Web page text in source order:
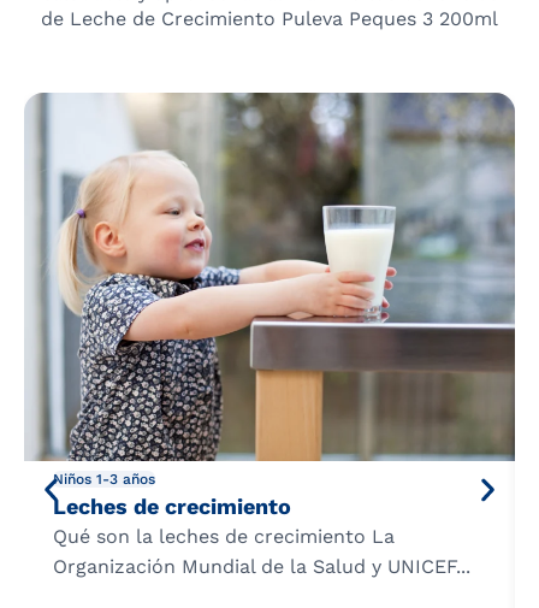
de Leche de Crecimiento Puleva Peques 3 200ml
Niños 1-3 años
Leches de crecimiento
Qué son la leches de crecimiento La
Organización Mundial de la Salud y UNICEF...